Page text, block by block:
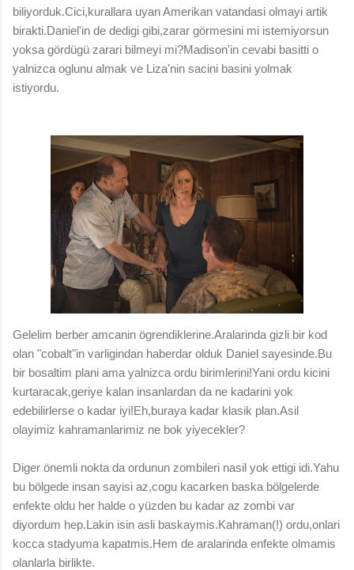
biliyorduk.Cici,kurallara uyan Amerikan vatandasi olmayi artik
birakti.Daniel'in de dedigi gibi,zarar görmesini mi istemiyorsun
yoksa gördügü zarari bilmeyi mi?Madison'in cevabi basitti o
yalnizca oglunu almak ve Liza'nin sacini basini yolmak
istiyordu.
Gelelim berber amcanin ögrendiklerine.Aralarinda gizli bir kod
olan "cobalt"in varligindan haberdar olduk Daniel sayesinde.Bu
bir bosaltim plani ama yalnizca ordu birimlerini!Yani ordu kicini
kurtaracak,geriye kalan insanlardan da ne kadarini yok
edebilirlerse o kadar iyi!Eh,buraya kadar klasik plan.Asil
olayimiz kahramanlarimiz ne bok yiyecekler?
Diger önemli nokta da ordunun zombileri nasil yok ettigi idi.Yahu
bu bölgede insan sayisi az,cogu kacarken baska bölgelerde
enfekte oldu her halde o yüzden bu kadar az zombi var
diyordum hep.Lakin isin asli baskaymis.Kahraman(!) ordu,onlari
kocca stadyuma kapatmis.Hem de aralarinda enfekte olmamis
olanlarla birlikte.